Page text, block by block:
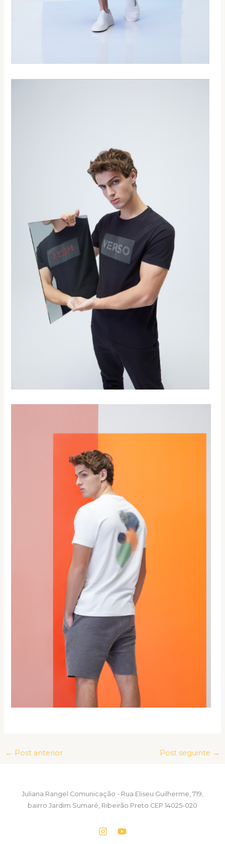
← Post anterior Post seguinte →
Juliana Rangel Comunicação - Rua Eliseu Guilherme, 719,
bairro Jardim Sumaré, Ribeirão Preto CEP 14025-020